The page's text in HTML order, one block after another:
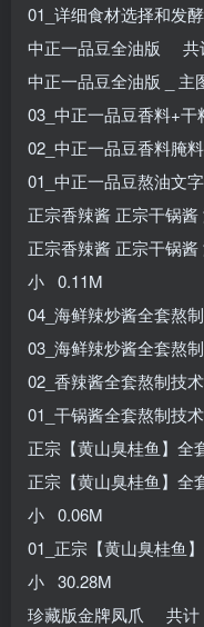
01_详细食材选择和
中正一品豆全油版
中正一品豆全油版 _
03_中正一品豆香料+
02_中正一品豆香料
01_中正一品豆熬油
正宗香辣酱 正宗干锅
正宗香辣酱 正宗干锅
小 0.11M
04_海鲜辣炒酱全套
03_海鲜辣炒酱全套
02_香辣酱全套熬制
01_干锅酱全套熬制
正宗【黄山臭桂鱼】
正宗【黄山臭桂鱼】
小 0.06M
01_正宗【黄山臭桂鱼
小 30.28M
珍藏版金牌凤爪 共